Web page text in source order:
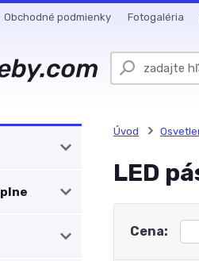
Obchodné podmienky Fotogaléria
Úvod
LED
Cena: